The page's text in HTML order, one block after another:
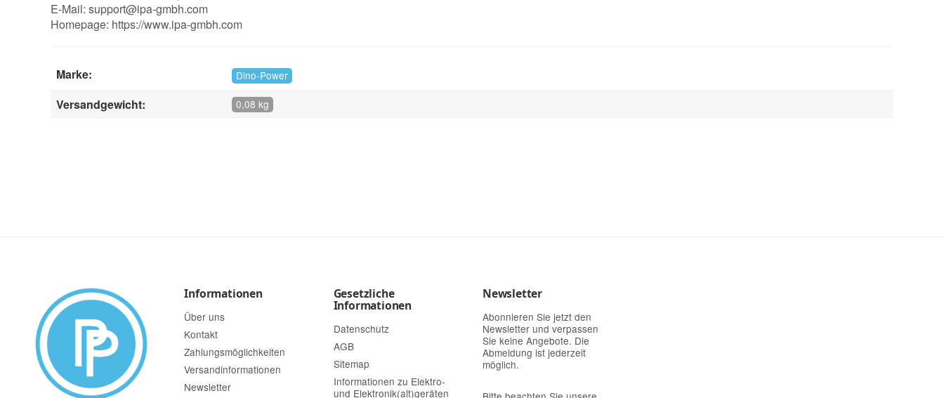
E-Mail: support@ipa-gmbh.com
Homepage: https://www.ipa-gmbh.com
Marke: Dino-Power
Versandgewicht: 0,08 kg
Informationen
Über uns
Kontakt
Zahlungsmöglichkeiten
Versandinformationen
Newsletter
Gesetzliche
Informationen
Datenschutz
AGB
Sitemap
Informationen zu Elektro-
und Elektronik(alt)geräten
Newsletter
Abonnieren Sie jetzt den
Newsletter und verpassen
Sie keine Angebote. Die
Abmeldung ist jederzeit
möglich.